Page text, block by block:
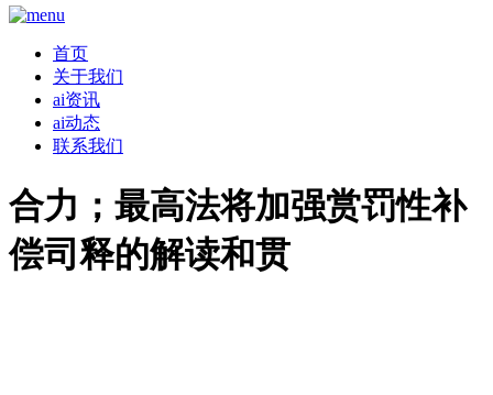
首页
关于我们
ai资讯
ai动态
联系我们
合力；最高法将加强赏罚性补
偿司释的解读和贯